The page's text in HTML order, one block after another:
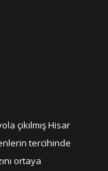
çıkılmış Hisar
tercihinde
ortaya